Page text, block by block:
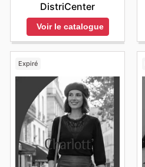
DistriCenter
Voir le catalogue
Expiré